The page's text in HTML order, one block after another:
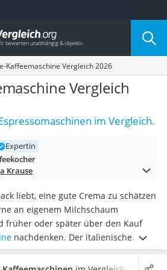
nach Kategorie
Kaffeemaschine Vergleich 2026
Vergleich
im Vergleich.
Expertin
Krause
liebt, eine gute Crema zu schätzen
an eigenem Milchschaum
früher oder später über den Kauf
nachdenken. Der italienische
Einsteigern verschiedene Barista-
mit integriertem Mahlwerk. Wählen